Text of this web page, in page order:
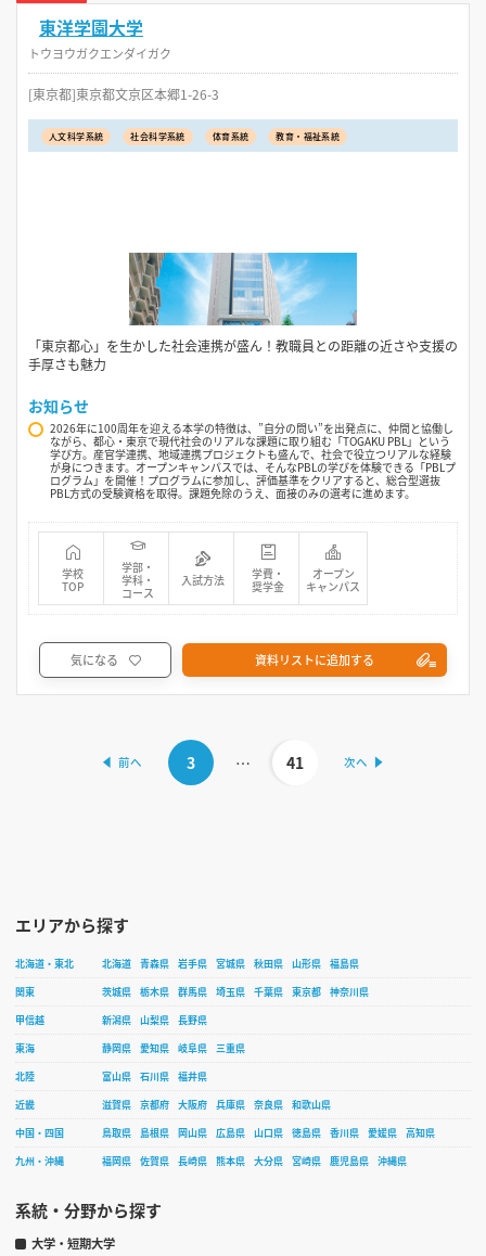
東洋学園大学
トウヨウガクエンダイガク
[東京都]東京都文京区本郷1-26-3
人文科学系統 社会科学系統 体育系統 教育・福祉系統
「東京都心」を生かした社会連携が盛ん！教職員との距離の近さや支援の
手厚さも魅力
お知らせ
2026年に100周年を迎える本学の特徴は、”自分の問い”を出発点に、仲間と協働し
ながら、都心・東京で現代社会のリアルな課題に取り組む「TOGAKU PBL」という
学び方。産官学連携、地域連携プロジェクトも盛んで、社会で役立つリアルな経験
が身につきます。オープンキャンパスでは、そんなPBLの学びを体験できる「PBLプ
ログラム」を開催！プログラムに参加し、評価基準をクリアすると、総合型選抜
PBL方式の受験資格を取得。課題免除のうえ、面接のみの選考に進めます。
学校
TOP
学部・
学科・
コース
入試方法
学費・
奨学金
オープン
キャンパス
気になる 資料リストに追加する
3 … 41
エリアから探す
北海道・東北 北海道 青森県 岩手県 宮城県 秋田県 山形県
福島県
関東
茨城県 栃木県 群馬県 埼玉県 千葉県 東京都
神奈川県
甲信越
新潟県 山梨県
長野県
東海
静岡県 愛知県 岐阜県
三重県
北陸
富山県 石川県
福井県
近畿
滋賀県 京都府 大阪府 兵庫県 奈良県
和歌山県
中国・四国
鳥取県 島根県 岡山県 広島県 山口県 徳島県 香川県 愛媛県
高知県
九州・沖縄
福岡県 佐賀県 長崎県 熊本県 大分県 宮崎県 鹿児島県 沖縄県
系統・分野から探す
大学・短期大学